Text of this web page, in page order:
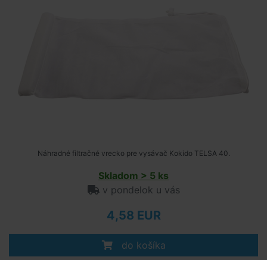
Náhradné filtračné vrecko pre vysávač Kokido TELSA 40.
Skladom > 5 ks
v pondelok u vás
4,58 EUR
do košíka